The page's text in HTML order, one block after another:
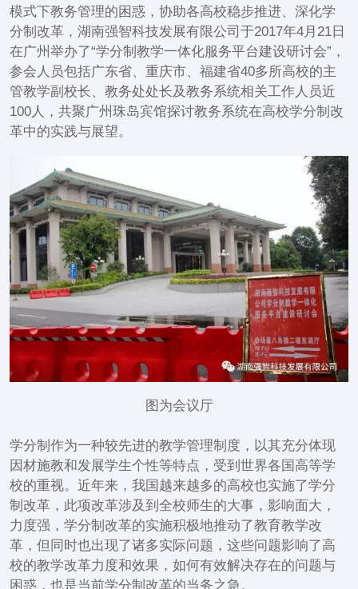
模式下教务管理的困惑，协助各高校稳步推进、深化学
分制改革，湖南强智科技发展有限公司于2017年4月21日
在广州举办了“学分制教学一体化服务平台建设研讨会”，
参会人员包括广东省、重庆市、福建省40多所高校的主
管教学副校长、教务处处长及教务系统相关工作人员近
100人，共聚广州珠岛宾馆探讨教务系统在高校学分制改
革中的实践与展望。
图为会议厅
学分制作为一种较先进的教学管理制度，以其充分体现
因材施教和发展学生个性等特点，受到世界各国高等学
校的重视。近年来，我国越来越多的高校也实施了学分
制改革，此项改革涉及到全校师生的大事，影响面大，
力度强，学分制改革的实施积极地推动了教育教学改
革，但同时也出现了诸多实际问题，这些问题影响了高
校的教学改革力度和效果，如何有效解决存在的问题与
困惑，也是当前学分制改革的当务之急。